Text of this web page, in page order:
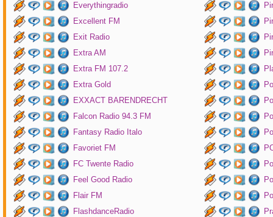
Everythingradio
Excellent FM
Exit Radio
Extra AM
Extra FM 107.2
Extra Gold
EXXACT BARENDRECHT
Falcon Radio 94.3 FM
Fantasy Radio Italo
Favoriet FM
FC Twente Radio
Feel Good Radio
Flair FM
FlashdanceRadio